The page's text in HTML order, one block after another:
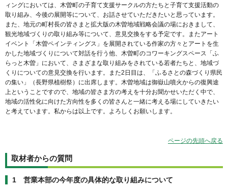
ィングにおいては、木曽町の子育て支援サークルの方たちと子育て支援活動の
取り組み、今後の展開等について、お話させていただきたいと思っています。
また、地元の町村長の皆さまと拡大版の木曽地域戦略会議の場におきまして、
観光地域づくりの取り組み等について、意見交換をする予定です。またアート
イベント「木曽ペインティングス」を展開されている作家の方々とアートを生
かした地域づくりについて対話を行う他、木曽町のコワーキングスペース「ふ
らっと木曽」において、さまざまな取り組みをされている若者たちと、地域づ
くりについての意見交換を行います。また2日目は、「ふるさとの森づくり県民
の集い」（長野県植樹祭）に出席します。木曽地域は御嶽山噴火からの復興途
上ということですので、地域の皆さま方の考えを十分お聞かせいただく中で、
地域の活性化に向けた方向性を多くの皆さんと一緒に考える場にしていきたい
と考えています。私からは以上です。よろしくお願いします。
ページの先頭へ戻る
取材者からの質問
1 営業本部の今年度の具体的な取り組みについて